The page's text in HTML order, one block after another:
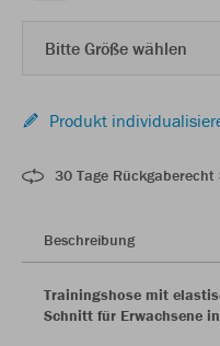
Bitte Größe wählen
Produkt
30 Tage Rückgaberecht
Beschreibung
Trainingshose mit
Schnitt für Erwachsene